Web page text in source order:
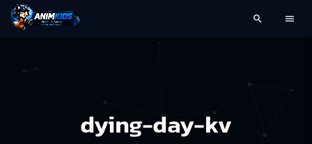
search menu
dying-day-kv